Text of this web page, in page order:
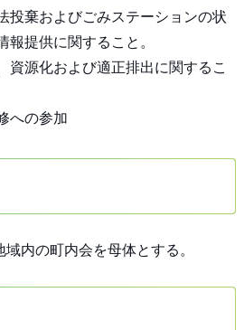
投棄およびごみステーションの状
報提供に関すること。
資源化および適正排出に関するこ
への参加
内の町内会を母体とする。